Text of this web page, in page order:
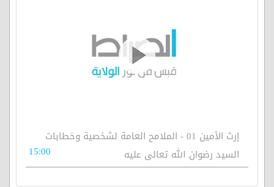
إرث الأمين 01 - الملامح العامة لشخصية وخطابات
السيد رضوان الله تعالى عليه
15:00